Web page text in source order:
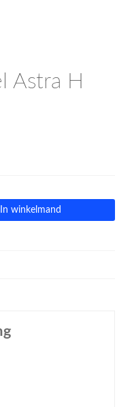
Astra H
In winkelmand